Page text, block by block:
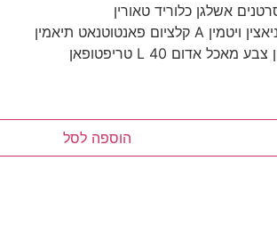
אשלגן כלוריד טאורין
הוספה לסל